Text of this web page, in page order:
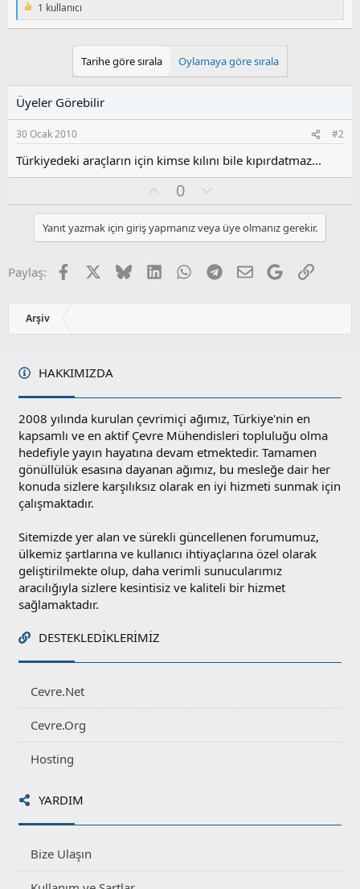
T
e
e
r
:
1 kullanıcı
Tarihe göre sırala Oylamaya göre sırala
Üyeler Görebilir
30 Ocak 2010 #2
Türkiyedeki araçların için kimse kılını bile kıpırdatmaz...
y
l
a
0
l
u
m
u
z
o
l
Yanıt yazmak için giriş yapmanız veya üye olmanız gerekir.
Paylaş: Facebook BlueskyLinkedInWhatsApp
Telegram
E-postaGoogleLink
Arşiv
HAKKIMIZDA
2008 yılında kurulan çevrimiçi ağımız, Türkiye'nin en
kapsamlı ve en aktif Çevre Mühendisleri topluluğu olma
hedefiyle yayın hayatına devam etmektedir. Tamamen
gönüllülük esasına dayanan ağımız, bu mesleğe dair her
konuda sizlere karşılıksız olarak en iyi hizmeti sunmak için
çalışmaktadır.
Sitemizde yer alan ve sürekli güncellenen forumumuz,
ülkemiz şartlarına ve kullanıcı ihtiyaçlarına özel olarak
geliştirilmekte olup, daha verimli sunucularımız
aracılığıyla sizlere kesintisiz ve kaliteli bir hizmet
sağlamaktadır.
DESTEKLEDIKLERIMIZ
Cevre.Net
Cevre.Org
Hosting
YARDIM
Bize Ulaşın